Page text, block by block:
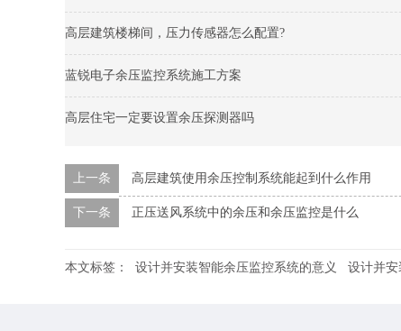
高层建筑楼梯间，压力传感器怎么配置?
蓝锐电子余压监控系统施工方案
高层住宅一定要设置余压探测器吗
上一条 高层建筑使用余压控制系统能起到什么作用
下一条 正压送风系统中的余压和余压监控是什么
本文标签： 设计并安装智能余压监控系统的意义 设计并